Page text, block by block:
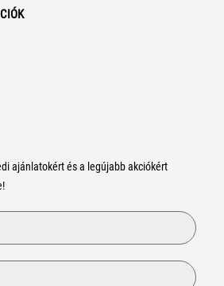
ajánlatokért és a legújabb akciókért